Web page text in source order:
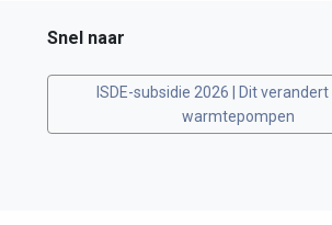
Snel naar
ISDE-subsidie 2026 | Dit
warmtepompen